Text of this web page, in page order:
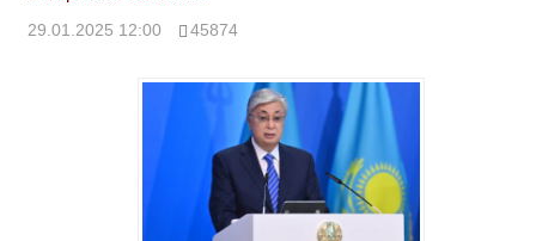
29.01.2025 12:00 45874